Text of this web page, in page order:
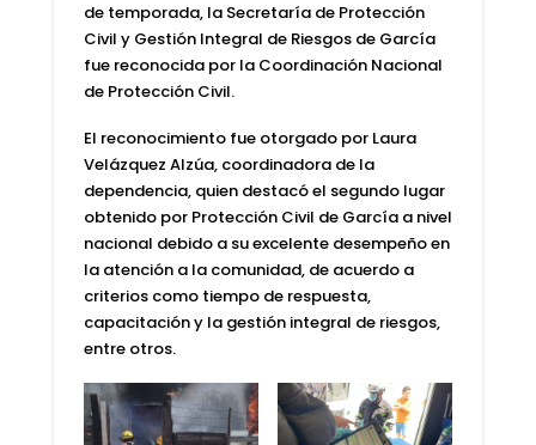
de temporada, la Secretaría de Protección
Civil y Gestión Integral de Riesgos de García
fue reconocida por la Coordinación Nacional
de Protección Civil.
El reconocimiento fue otorgado por Laura
Velázquez Alzúa, coordinadora de la
dependencia, quien destacó el segundo lugar
obtenido por Protección Civil de García a nivel
nacional debido a su excelente desempeño en
la atención a la comunidad, de acuerdo a
criterios como tiempo de respuesta,
capacitación y la gestión integral de riesgos,
entre otros.